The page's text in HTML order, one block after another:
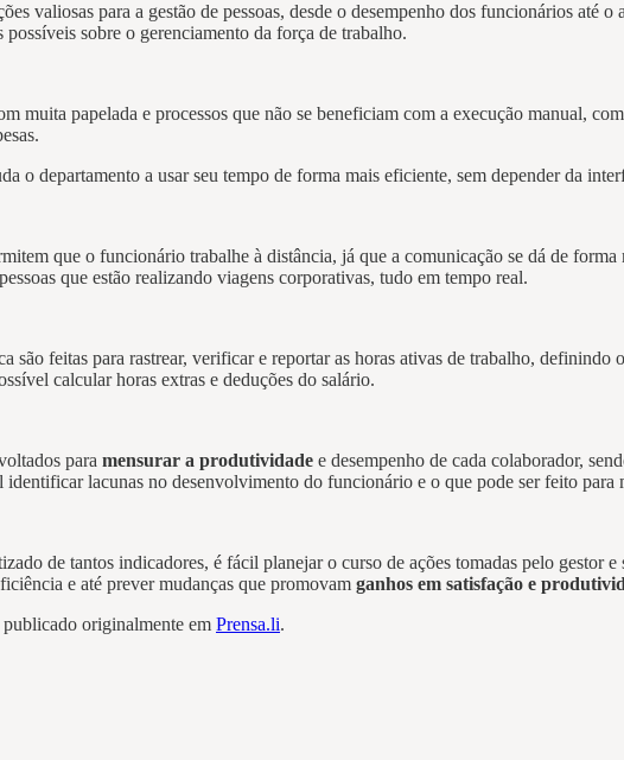
valiosas para a gestão de pessoas, desde o desempenho dos funcionários até
sobre o gerenciamento da força de trabalho.
muita papelada e processos que não se beneficiam com a execução manual,
o departamento a usar seu tempo de forma mais eficiente, sem depender da
que o funcionário trabalhe à distância, já que a comunicação se dá de
que estão realizando viagens corporativas, tudo em tempo real.
são feitas para rastrear, verificar e reportar as horas ativas de trabalho,
calcular horas extras e deduções do salário.
para mensurar a produtividade e desempenho de cada colaborador,
identificar lacunas no desenvolvimento do funcionário e o que pode ser feito para
de tantos indicadores, é fácil planejar o curso de ações tomadas pelo gestor
e até prever mudanças que promovam ganhos em satisfação e
originalmente em Prensa.li.